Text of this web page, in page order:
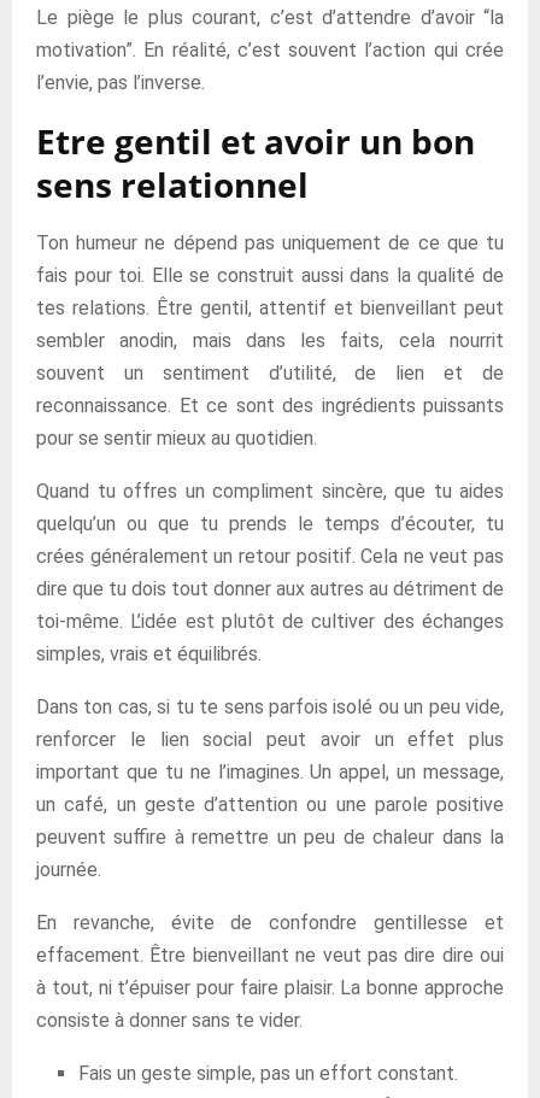
Le piège le plus courant, c’est d’attendre d’avoir “la
motivation”. En réalité, c’est souvent l’action qui crée
l’envie, pas l’inverse.
Etre gentil et avoir un bon
sens relationnel
Ton humeur ne dépend pas uniquement de ce que tu
fais pour toi. Elle se construit aussi dans la qualité de
tes relations. Être gentil, attentif et bienveillant peut
sembler anodin, mais dans les faits, cela nourrit
souvent un sentiment d’utilité, de lien et de
reconnaissance. Et ce sont des ingrédients puissants
pour se sentir mieux au quotidien.
Quand tu offres un compliment sincère, que tu aides
quelqu’un ou que tu prends le temps d’écouter, tu
crées généralement un retour positif. Cela ne veut pas
dire que tu dois tout donner aux autres au détriment de
toi-même. L’idée est plutôt de cultiver des échanges
simples, vrais et équilibrés.
Dans ton cas, si tu te sens parfois isolé ou un peu vide,
renforcer le lien social peut avoir un effet plus
important que tu ne l’imagines. Un appel, un message,
un café, un geste d’attention ou une parole positive
peuvent suffire à remettre un peu de chaleur dans la
journée.
En revanche, évite de confondre gentillesse et
effacement. Être bienveillant ne veut pas dire dire oui
à tout, ni t’épuiser pour faire plaisir. La bonne approche
consiste à donner sans te vider.
Fais un geste simple, pas un effort constant.